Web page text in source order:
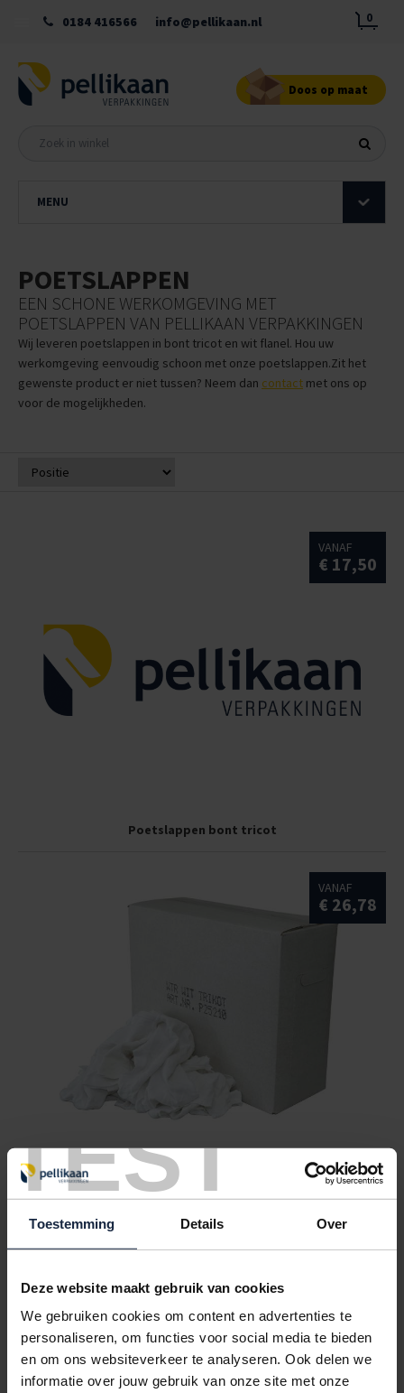
TEST
Toestemming Details Over
Deze website maakt gebruik van cookies
We gebruiken cookies om content en advertenties te
personaliseren, om functies voor social media te bieden
en om ons websiteverkeer te analyseren. Ook delen we
informatie over jouw gebruik van onze site met onze
0184 416566 info@pellikaan.nl 0
Doos op maat
MENU
POETSLAPPEN
EEN SCHONE WERKOMGEVING MET
POETSLAPPEN VAN PELLIKAAN VERPAKKINGEN
Wij leveren poetslappen in bont tricot en wit flanel. Hou uw
werkomgeving eenvoudig schoon met onze poetslappen.Zit het
gewenste product er niet tussen? Neem dan contact met ons op
voor de mogelijkheden.
Poetslappen bont tricot
VANAF
€ 17,50
Poetslappen wit flanel
VANAF
€ 26,78
POSTDOOS BEDRUKKEN
VOOR BOEKEN TOT ONDERDELEN
EXTRA STEVIG